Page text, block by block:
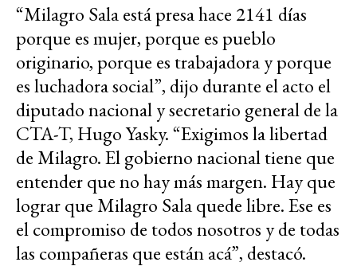
“Milagro Sala está presa hace 2141 días
porque es mujer, porque es pueblo
originario, porque es trabajadora y porque
es luchadora social”, dijo durante el acto el
diputado nacional y secretario general de la
CTA-T, Hugo Yasky. “Exigimos la libertad
de Milagro. El gobierno nacional tiene que
entender que no hay más margen. Hay que
lograr que Milagro Sala quede libre. Ese es
el compromiso de todos nosotros y de todas
las compañeras que están acá”, destacó.